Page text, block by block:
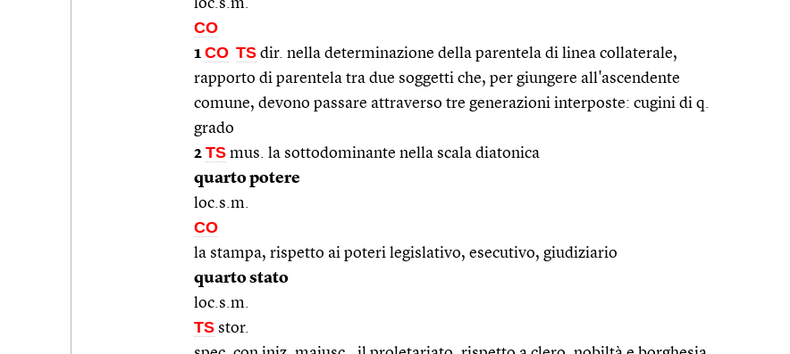
loc.s.m.
CO
1 CO TS dir. nella determinazione della parentela di linea collaterale,
rapporto di parentela tra due soggetti che, per giungere all'ascendente
comune, devono passare attraverso tre generazioni interposte: cugini di q.
grado
2 TS mus. la sottodominante nella scala diatonica
quarto potere
loc.s.m.
CO
la stampa, rispetto ai poteri legislativo, esecutivo, giudiziario
quarto stato
loc.s.m.
TS stor.